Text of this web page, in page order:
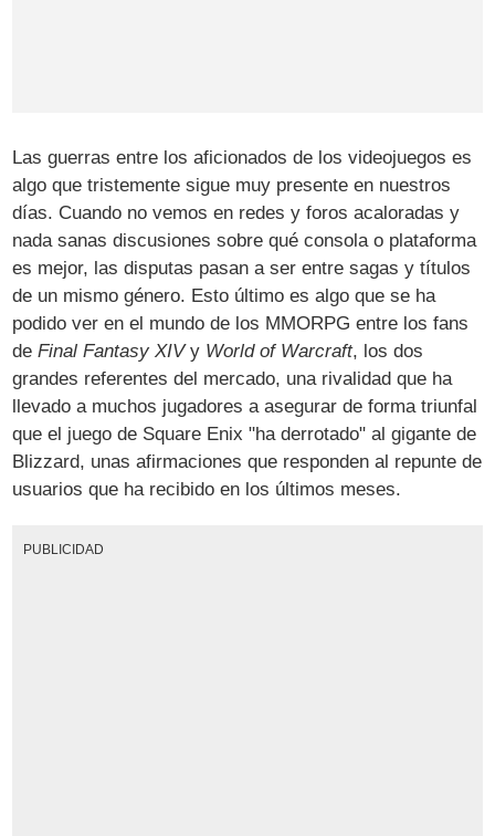
Las guerras entre los aficionados de los videojuegos es
algo que tristemente sigue muy presente en nuestros
días. Cuando no vemos en redes y foros acaloradas y
nada sanas discusiones sobre qué consola o plataforma
es mejor, las disputas pasan a ser entre sagas y títulos
de un mismo género. Esto último es algo que se ha
podido ver en el mundo de los MMORPG entre los fans
deFinal Fantasy XIVy World of Warcraft, los dos
grandes referentes del mercado, una rivalidad que ha
llevado a muchos jugadores a asegurar de forma triunfal
que el juego de Square Enix "ha derrotado" al gigante de
Blizzard, unas afirmaciones que responden al repunte de
usuarios que ha recibido en los últimos meses.
PUBLICIDAD